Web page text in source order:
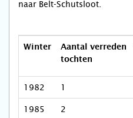
naar Belt-Schutsloot.
Winter
Aantal verreden
tochten
1982 1
1985 2